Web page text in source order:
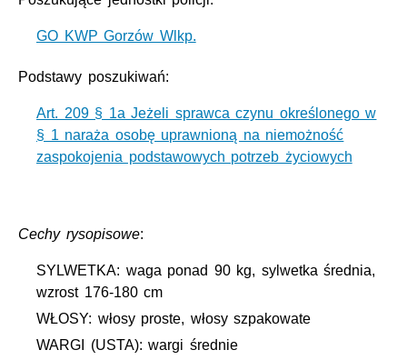
GO KWP Gorzów Wlkp.
Podstawy poszukiwań:
Art. 209 § 1a Jeżeli sprawca czynu określonego w
§ 1 naraża osobę uprawnioną na niemożność
zaspokojenia podstawowych potrzeb życiowych
Cechy rysopisowe:
SYLWETKA: waga ponad 90 kg, sylwetka średnia,
wzrost 176-180 cm
WŁOSY: włosy proste, włosy szpakowate
WARGI (USTA): wargi średnie